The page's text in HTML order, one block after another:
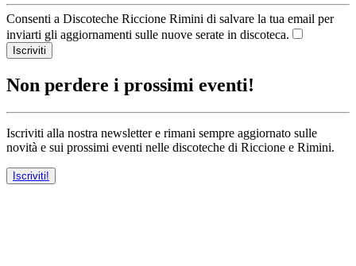
Consenti a Discoteche Riccione Rimini di salvare la tua email per
inviarti gli aggiornamenti sulle nuove serate in discoteca.
Iscriviti
Non perdere i prossimi eventi!
Iscriviti alla nostra newsletter e rimani sempre aggiornato sulle
novità e sui prossimi eventi nelle discoteche di Riccione e Rimini.
Iscriviti!